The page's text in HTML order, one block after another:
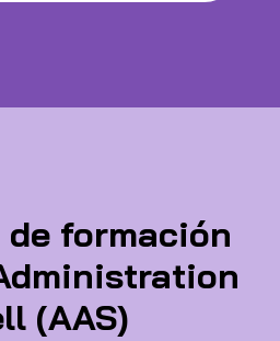
de formación
(AAS)